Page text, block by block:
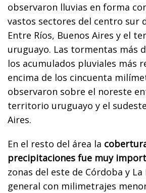
observaron lluvias en forma
vastos sectores del centro sur
Entre Ríos, Buenos Aires y el
uruguayo. Las tormentas más
los acumulados pluviales más
encima de los cincuenta
observaron sobre el noreste
territorio uruguayo y el
Aires.
En el resto del área la
precipitaciones fue muy
zonas del este de Córdoba y
general con milimetrajes